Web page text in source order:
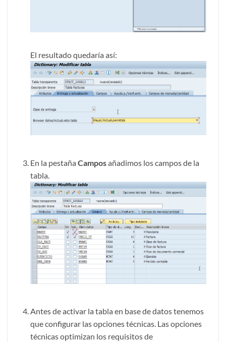
El resultado quedaría así:
En la pestaña Camposañadimos los campos de la
tabla.
Antes de activar la tabla en base de datos tenemos
que configurar las opciones técnicas. Las opciones
técnicas optimizan los requisitos de